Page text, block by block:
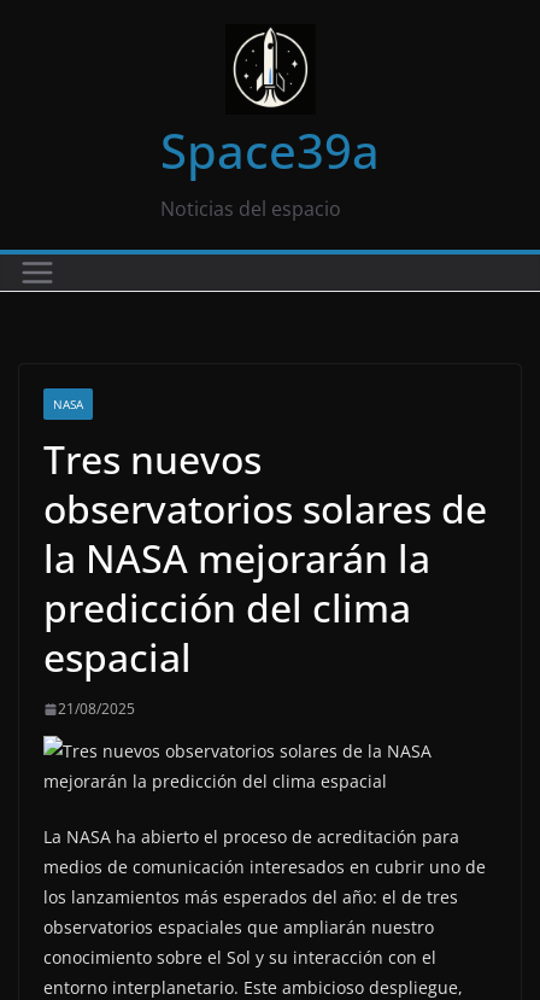
Space39a
Noticias del espacio
NASA
Tres nuevos
observatorios solares de
la NASA mejorarán la
predicción del clima
espacial
21/08/2025
La NASA ha abierto el proceso de acreditación para
medios de comunicación interesados en cubrir uno de
los lanzamientos más esperados del año: el de tres
observatorios espaciales que ampliarán nuestro
conocimiento sobre el Sol y su interacción con el
entorno interplanetario. Este ambicioso despliegue,